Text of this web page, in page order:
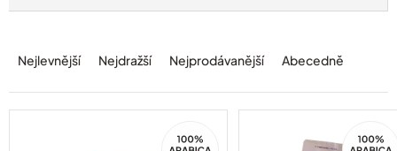
e
n
Nejlevnější Nejdražší Nejprodávanější Abecedně
Arabica
Arabica